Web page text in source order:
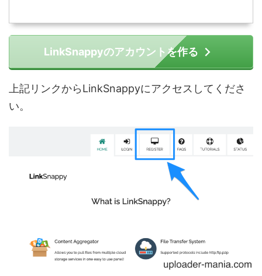
LinkSnappyのアカウントを作る
上記リンクからLinkSnappyにアクセスしてくださ
い。